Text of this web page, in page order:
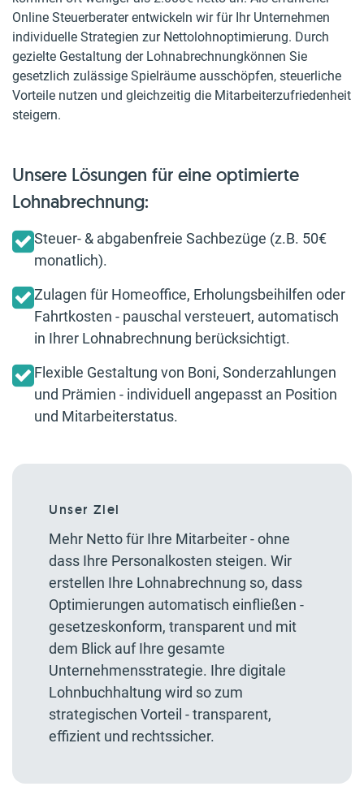
Online Steuerberater entwickeln wir für Ihr Unternehmen
individuelle Strategien zur Nettolohnoptimierung. Durch
gezielte Gestaltung der Lohnabrechnungkönnen Sie
gesetzlich zulässige Spielräume ausschöpfen, steuerliche
Vorteile nutzen und gleichzeitig die Mitarbeiterzufriedenheit
steigern.
Unsere Lösungen für eine optimierte
Lohnabrechnung:
Steuer- & abgabenfreie Sachbezüge (z.B. 50€
monatlich).
Zulagen für Homeoffice, Erholungsbeihilfen oder
Fahrtkosten - pauschal versteuert, automatisch
in Ihrer Lohnabrechnung berücksichtigt.
Flexible Gestaltung von Boni, Sonderzahlungen
und Prämien - individuell angepasst an Position
und Mitarbeiterstatus.
Unser Ziel
Mehr Netto für Ihre Mitarbeiter - ohne
dass Ihre Personalkosten steigen. Wir
erstellen Ihre Lohnabrechnung so, dass
Optimierungen automatisch einfließen -
gesetzeskonform, transparent und mit
dem Blick auf Ihre gesamte
Unternehmensstrategie. Ihre digitale
Lohnbuchhaltung wird so zum
strategischen Vorteil - transparent,
effizient und rechtssicher.